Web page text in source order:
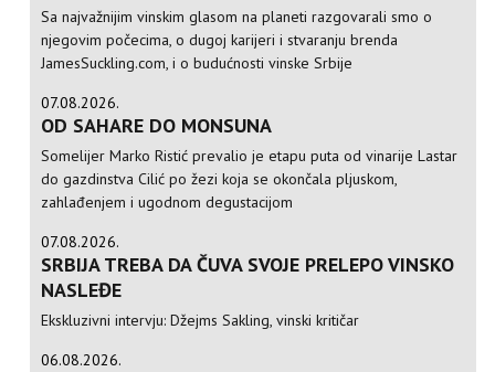
Sa najvažnijim vinskim glasom na planeti razgovarali smo o
njegovim počecima, o dugoj karijeri i stvaranju brenda
JamesSuckling.com, i o budućnosti vinske Srbije
07.08.2026.
OD SAHARE DO MONSUNA
Somelijer Marko Ristić prevalio je etapu puta od vinarije Lastar
do gazdinstva Cilić po žezi koja se okončala pljuskom,
zahlađenjem i ugodnom degustacijom
07.08.2026.
SRBIJA TREBA DA ČUVA SVOJE PRELEPO VINSKO
NASLEĐE
Ekskluzivni intervju: Džejms Sakling, vinski kritičar
06.08.2026.